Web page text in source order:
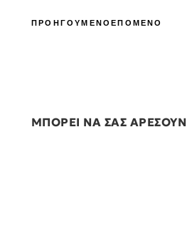
ΠΡΟΗΓΟΥΜΕΝΟΕΠΟΜΕΝΟ
ΜΠΟΡΕΙ ΝΑ ΣΑΣ ΑΡΕΣΟΥΝ